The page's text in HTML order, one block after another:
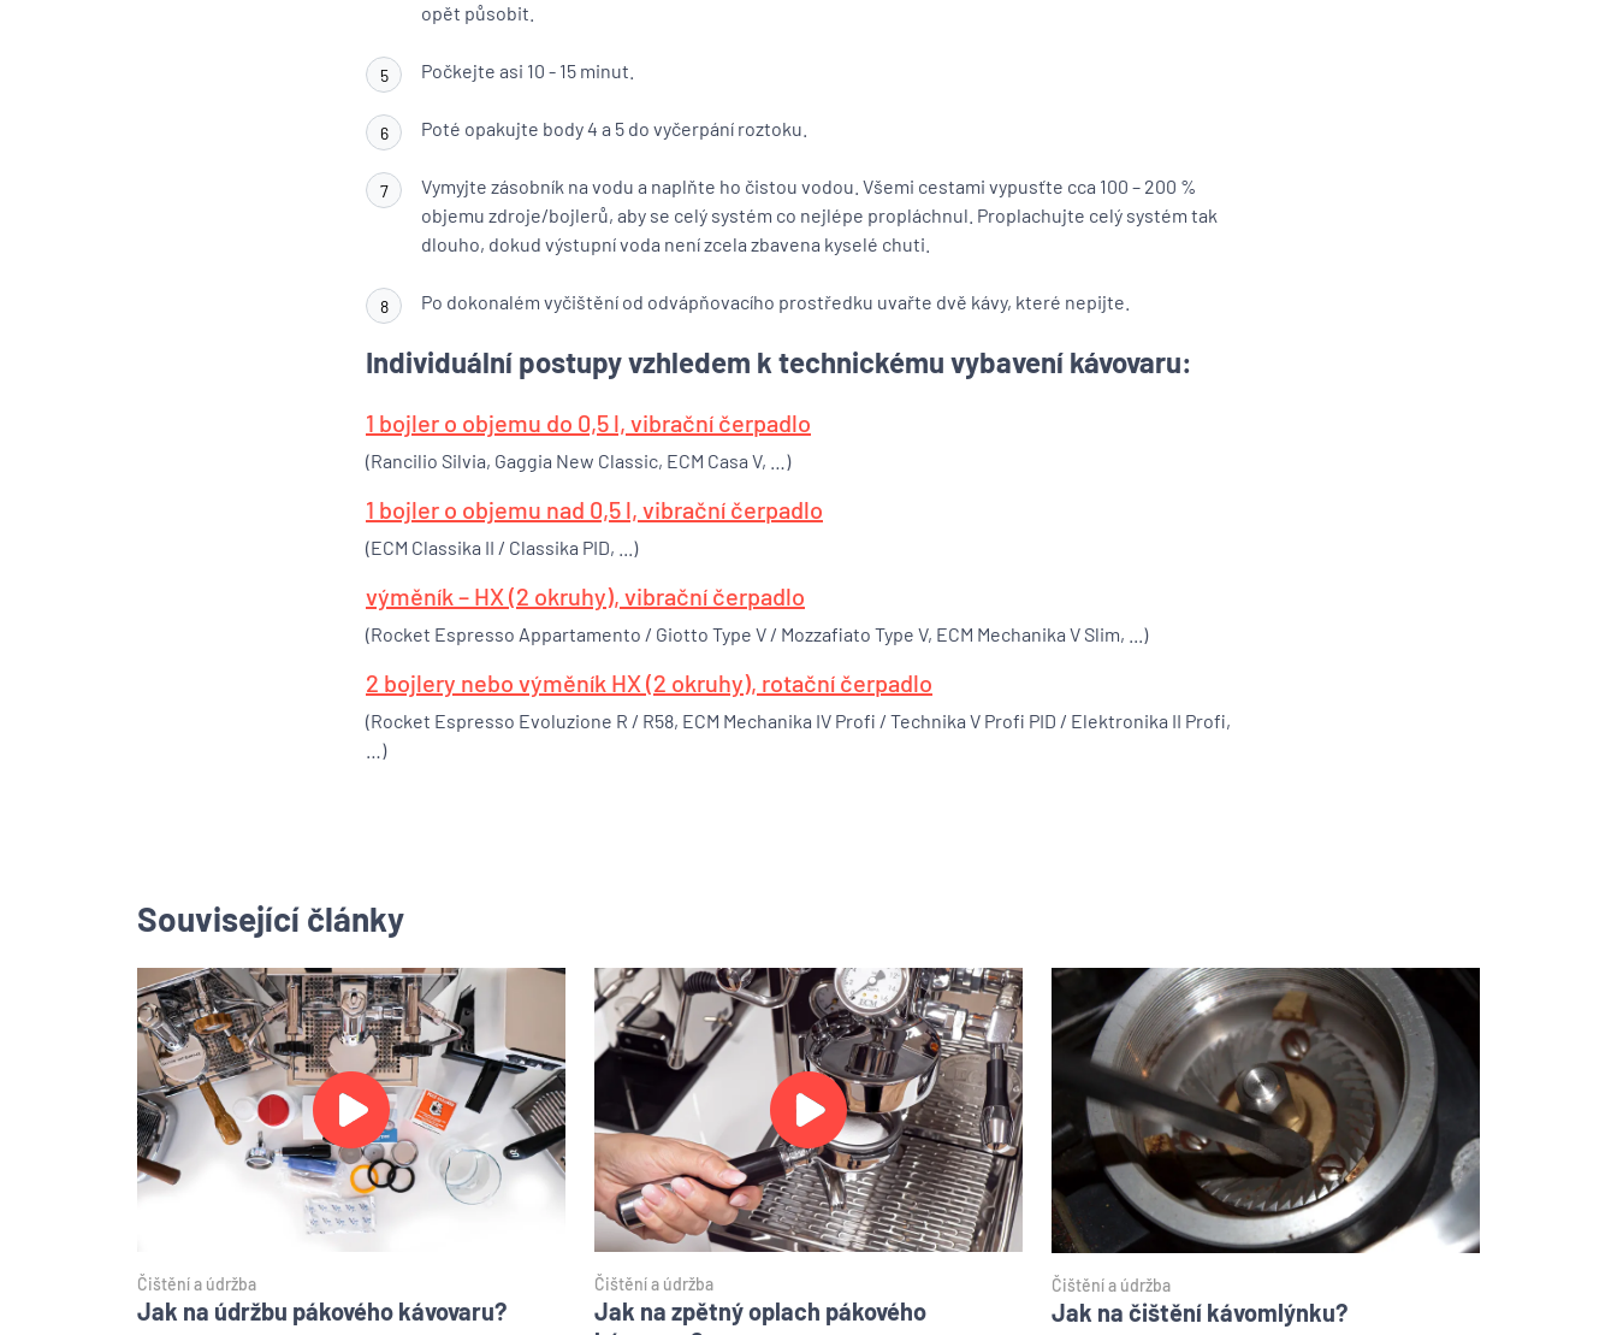
opět působit.
5 Počkejte asi 10 - 15 minut.
6 Poté opakujte body 4 a 5 do vyčerpání roztoku.
7
Vymyjte zásobník na vodu a naplňte ho čistou vodou. Všemi cestami vypusťte cca 100 – 200 %
objemu zdroje/bojlerů, aby se celý systém co nejlépe propláchnul. Proplachujte celý systém tak
dlouho, dokud výstupní voda není zcela zbavena kyselé chuti.
8 Po dokonalém vyčištění od odvápňovacího prostředku uvařte dvě kávy, které nepijte.
Individuální postupy vzhledem k technickému vybavení kávovaru:
1 bojler o objemu do 0,5 l, vibrační čerpadlo
(Rancilio Silvia, Gaggia New Classic, ECM Casa V, …)
1 bojler o objemu nad 0,5 l, vibrační čerpadlo
(ECM Classika II / Classika PID, ...)
výměník – HX (2 okruhy), vibrační čerpadlo
(Rocket Espresso Appartamento / Giotto Type V / Mozzafiato Type V, ECM Mechanika V Slim, ...)
2 bojlery nebo výměník HX (2 okruhy), rotační čerpadlo
(Rocket Espresso Evoluzione R / R58, ECM Mechanika IV Profi / Technika V Profi PID / Elektronika II Profi,
…)
Související články
Čištění a údržba
Jak na údržbu pákového kávovaru?
Čištění a údržba
Jak na zpětný oplach pákového
Čištění a údržba
Jak na čištění kávomlýnku?